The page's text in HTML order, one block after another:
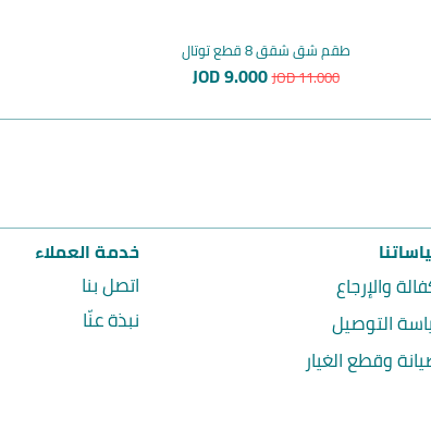
طقم شق شقق 8 قطع توتال
سعر عادي
JOD 11.000سعر البيع
JOD 9.000
خدمة العملاء
اتصل بنا
نبذة عنّا
والإرجاع
التوصيل
وقطع الغيار